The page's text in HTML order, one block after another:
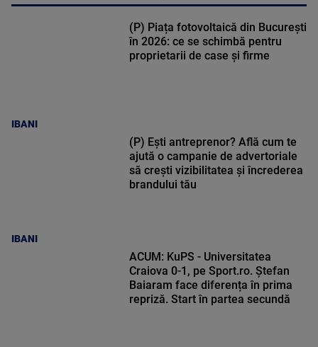
IBANI
(P) Piața fotovoltaică din București
în 2026: ce se schimbă pentru
proprietarii de case și firme
IBANI
(P) Ești antreprenor? Află cum te
ajută o campanie de advertoriale
să crești vizibilitatea și încrederea
brandului tău
ACUM: KuPS - Universitatea
Craiova 0-1, pe Sport.ro. Ștefan
Baiaram face diferența în prima
repriză. Start în partea secundă